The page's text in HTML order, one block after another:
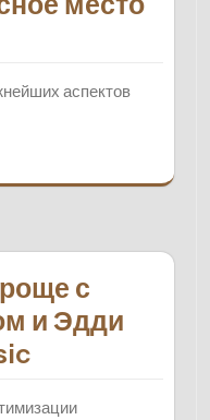
аспектов
с
и Эдди